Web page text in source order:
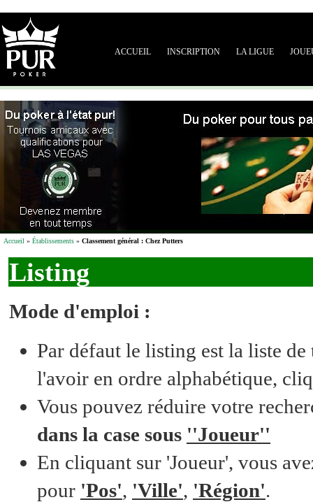
ACCUEIL INSCRIPTION LA LIGUE
Accueil » Établissements » Classement général : Chez Putters
Listing
Mode d'emploi :
Par défaut le listing est la liste
l'avoir en ordre alphabétique,
Vous pouvez réduire votre
dans la case sous ''Joueur''
En cliquant sur 'Joueur', vous
pour 'Pos', 'Ville', 'Région'.